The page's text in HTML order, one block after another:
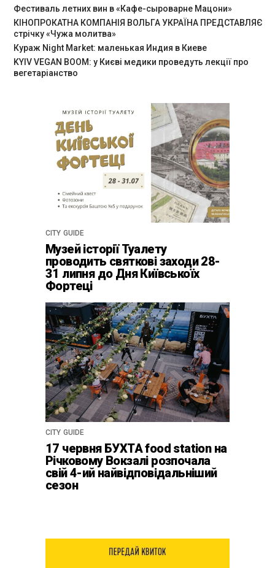
Фестиваль летних вин в «Кафе-сыроварне Мацони»
КІНОПРОКАТНА КОМПАНІЯ ВОЛЬГА УКРАЇНА ПРЕДСТАВЛЯЄ
стрічку «Чужа молитва»
Кураж Night Market: маленькая Индия в Киеве
KYIV VEGAN BOOM: у Києві медики проведуть лекції про
вегетаріанство
CITY GUIDE
Музей історії Туалету
проводить святкові заходи 28-
31 липня до Дня Київськоїх
Фортеці
CITY GUIDE
17 червня БУХТА food station на
Річковому Вокзалі розпочала
свій 4-ий найвідповідальніший
сезон